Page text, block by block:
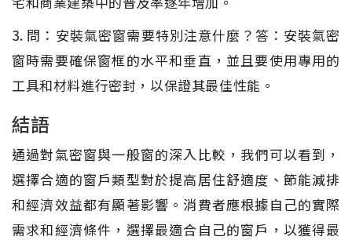
3. 問：安裝氣密窗需要特別注意什麼？答：安裝氣密
窗時需要確保窗框的水平和垂直，並且要使用專用的
工具和材料進行密封，以保證其最佳性能。
結語
通過對氣密窗與一般窗的深入比較，我們可以看到，
選擇合適的窗戶類型對於提高居住舒適度、節能減排
和經濟效益都有顯著影響。消費者應根據自己的實際
需求和經濟條件，選擇最適合自己的窗戶，以獲得最